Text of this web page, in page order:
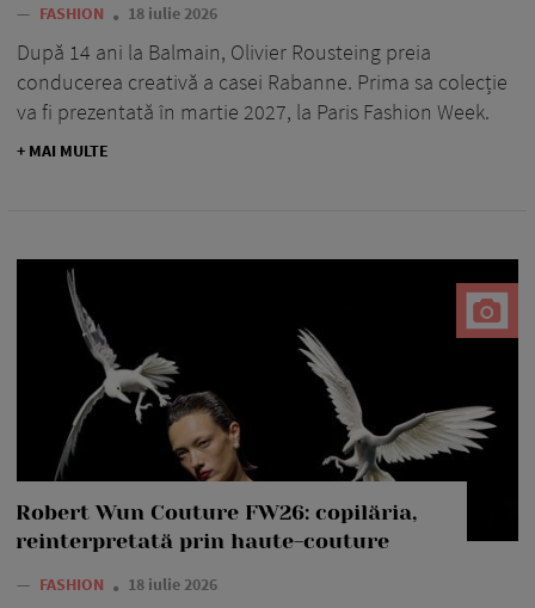
— FASHION 18 iulie 2026
După 14 ani la Balmain, Olivier Rousteing preia
conducerea creativă a casei Rabanne. Prima sa colecție
va fi prezentată în martie 2027, la Paris Fashion Week.
+ MAI MULTE
Robert Wun Couture FW26: copilăria,
reinterpretată prin haute-couture
— FASHION 18 iulie 2026